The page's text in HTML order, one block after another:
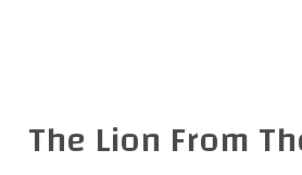
The Lion From